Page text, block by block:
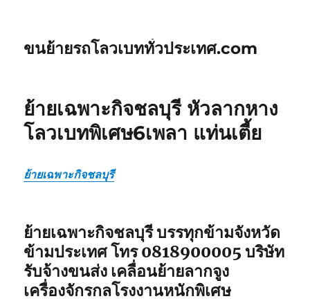
ขนย้ายรถโลวเบททั่วประเทศ.com
ย้ายเฉพาะกิจชลบุรี หัวลากหาง
โลวเบทพิเศษ6เพลา แท่นเตี้ย
ย้ายเฉพาะกิจชลบุรี
ย้ายเฉพาะกิจชลบุรี บรรทุกข้ามจังหวัด
ข้ามประเทศ โทร 0818900005 บริษัท
รับจ้างขนส่ง เคลื่อนย้ายลากจูง
เครื่องจักรกลโรงงานหนักพิเศษ